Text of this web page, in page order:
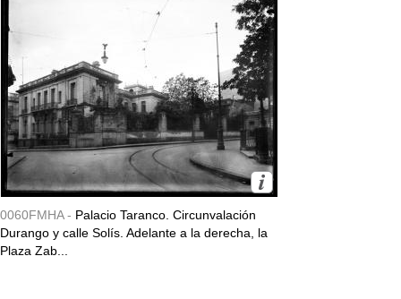
0060FMHA - Palacio Taranco. Circunvalación
Durango y calle Solís. Adelante a la derecha, la
Plaza Zab...